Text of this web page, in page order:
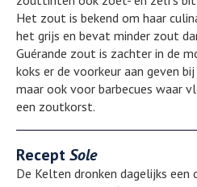
Het zout is bekend om haar
het grijs en bevat minder zout
Guérande zout is zachter in de
koks er de voorkeur aan geven
maar ook voor barbecues waar
een zoutkorst.
ReceptSole
De Kelten dronken dagelijks